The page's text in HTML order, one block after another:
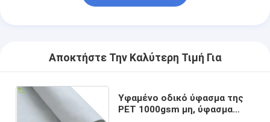
Αποκτήστε Την Καλύτερη Τιμή Για
Υφαμένο οδικό ύφασμα της
PET 1000gsm μη, ύφασμα